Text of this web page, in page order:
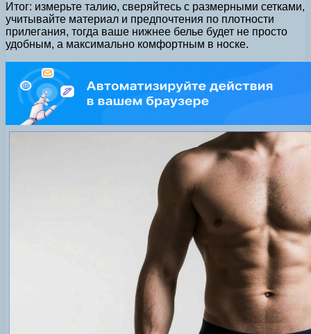
Итог: измерьте талию, сверяйтесь с размерными сетками,
учитывайте материал и предпочтения по плотности
прилегания, тогда ваше нижнее белье будет не просто
удобным, а максимально комфортным в носке.